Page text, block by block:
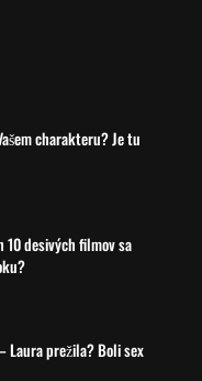
charakteru? Je tu
desivých filmov sa
Laura prežila? Boli sex